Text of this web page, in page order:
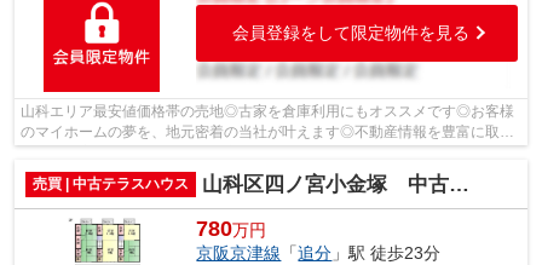
会員登録をして限定物件を見る
山科エリア最安値価格帯の売地◎古家を倉庫利用にもオススメです◎お客様
のマイホームの夢を、地元密着の当社が叶えます◎不動産情報を豊富に取り
売買 | 中古テラスハウス
山科区四ノ宮小金塚 中古テラスハウス
780万円
京阪京津線 「追分 」駅 徒歩23分